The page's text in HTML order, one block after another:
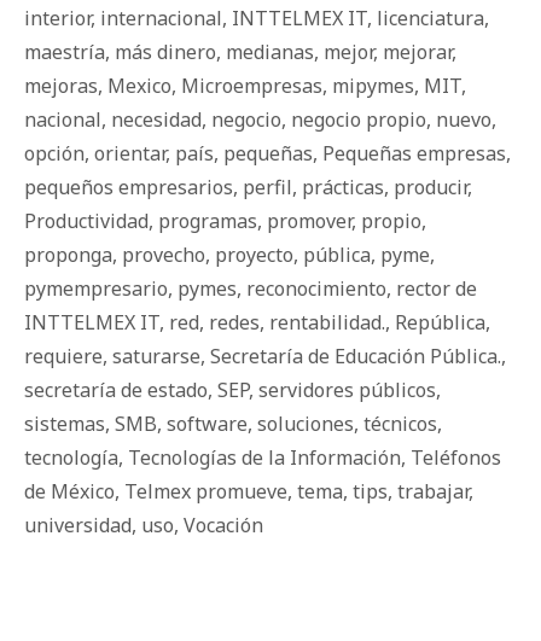
interior, internacional, INTTELMEX IT, licenciatura,
maestría, más dinero, medianas, mejor, mejorar,
mejoras, Mexico, Microempresas, mipymes, MIT,
nacional, necesidad, negocio, negocio propio, nuevo,
opción, orientar, país, pequeñas, Pequeñas empresas,
pequeños empresarios, perfil, prácticas, producir,
Productividad, programas, promover, propio,
proponga, provecho, proyecto, pública, pyme,
pymempresario, pymes, reconocimiento, rector de
INTTELMEX IT, red, redes, rentabilidad., República,
requiere, saturarse, Secretaría de Educación Pública.,
secretaría de estado, SEP, servidores públicos,
sistemas, SMB, software, soluciones, técnicos,
tecnología, Tecnologías de la Información, Teléfonos
de México, Telmex promueve, tema, tips, trabajar,
universidad, uso, Vocación